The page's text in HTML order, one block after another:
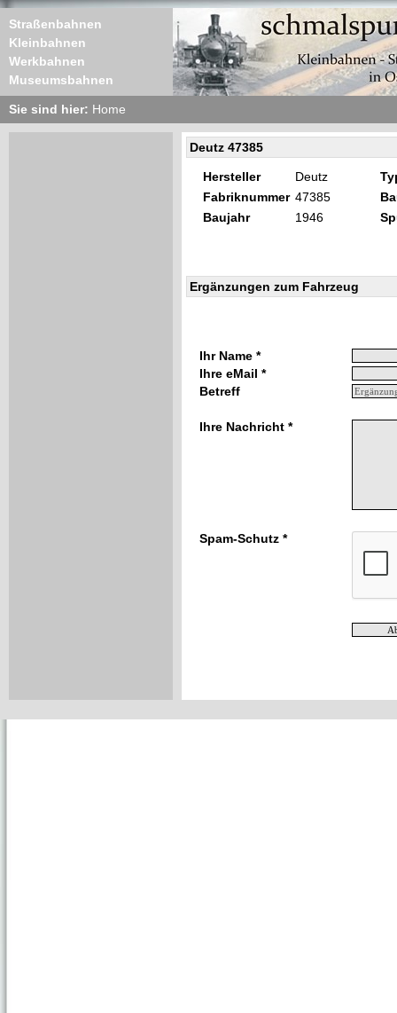
Straßenbahnen
Kleinbahnen
Werkbahnen
Museumsbahnen
Sie sind hier: Home
Deutz 47385
Hersteller Deutz
Fabriknummer 47385
Baujahr
1946
Ergänzungen zum Fahrzeug
Ihr Name *
Ihre eMail *
Betreff
Ihre Nachricht *
Spam-Schutz *